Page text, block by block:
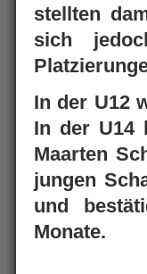
stellten
sich
In der U12
In der U14
Maarten
jungen
und
Monate.